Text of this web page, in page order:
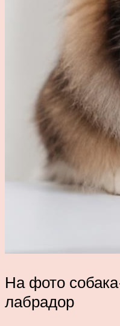
На фото
лабрадор